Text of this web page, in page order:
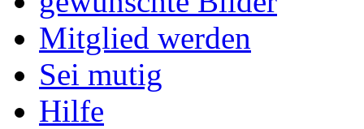
Mitglied werden
Sei mutig
Hilfe